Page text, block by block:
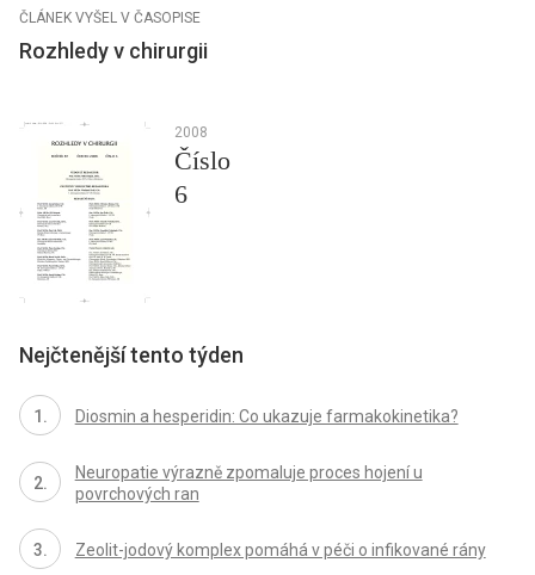
ČLÁNEK VYŠEL V ČASOPISE
Rozhledy v chirurgii
2008
Číslo
6
Nejčtenější tento týden
Diosmin a hesperidin: Co ukazuje farmakokinetika?
Neuropatie výrazně zpomaluje proces hojení u
povrchových ran
Zeolit-jodový komplex pomáhá v péči o infikované rány